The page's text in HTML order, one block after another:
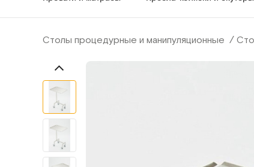
Столы процедурные и манипуляционные